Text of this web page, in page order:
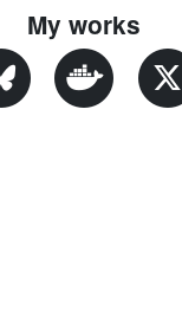
My works